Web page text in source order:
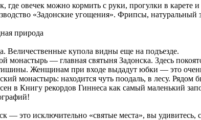
овечек можно кормить с руки, прогулки в карете
«Задонские угощения». Фрипсы,
природа
Величественные купола видны еще на подъезде.
— главная святыня Задонска. Здесь
Женщинам при входе выдадут юбки — это
монастырь: находится чуть поодаль, в лесу. Рядом
в Книгу рекордов Гиннеса как самый маленький
— это исключительно «святые места», вы